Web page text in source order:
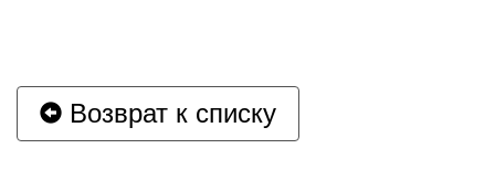
Возврат к списку